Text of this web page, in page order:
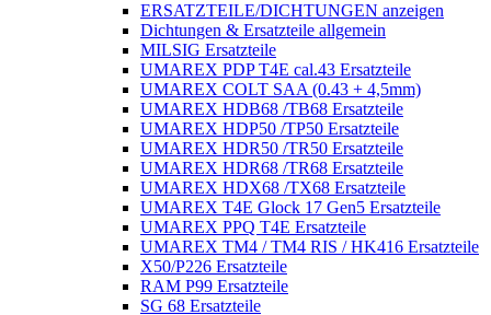
ERSATZTEILE/DICHTUNGEN anzeigen
Dichtungen & Ersatzteile allgemein
MILSIG Ersatzteile
UMAREX PDP T4E cal.43 Ersatzteile
UMAREX COLT SAA (0.43 + 4,5mm)
UMAREX HDB68 /TB68 Ersatzteile
UMAREX HDP50 /TP50 Ersatzteile
UMAREX HDR50 /TR50 Ersatzteile
UMAREX HDR68 /TR68 Ersatzteile
UMAREX HDX68 /TX68 Ersatzteile
UMAREX T4E Glock 17 Gen5 Ersatzteile
UMAREX PPQ T4E Ersatzteile
UMAREX TM4 / TM4 RIS / HK416 Ersatzteile
X50/P226 Ersatzteile
RAM P99 Ersatzteile
SG 68 Ersatzteile